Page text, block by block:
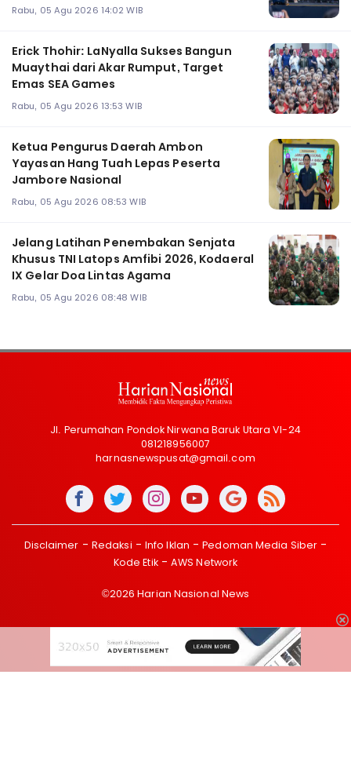
Rabu, 05 Agu 2026 14:02 WIB
Erick Thohir: LaNyalla Sukses Bangun
Muaythai dari Akar Rumput, Target
Emas SEA Games
Rabu, 05 Agu 2026 13:53 WIB
Ketua Pengurus Daerah Ambon
Yayasan Hang Tuah Lepas Peserta
Jambore Nasional
Rabu, 05 Agu 2026 08:53 WIB
Jelang Latihan Penembakan Senjata
Khusus TNI Latops Amfibi 2026, Kodaeral
IX Gelar Doa Lintas Agama
Rabu, 05 Agu 2026 08:48 WIB
Jl. Perumahan Pondok Nirwana Baruk Utara VI-24
081218956007
harnasnewspusat@gmail.com
Disclaimer Redaksi Info Iklan
Pedoman Media Siber
Kode Etik
AWS Network
©2026 Harian Nasional News